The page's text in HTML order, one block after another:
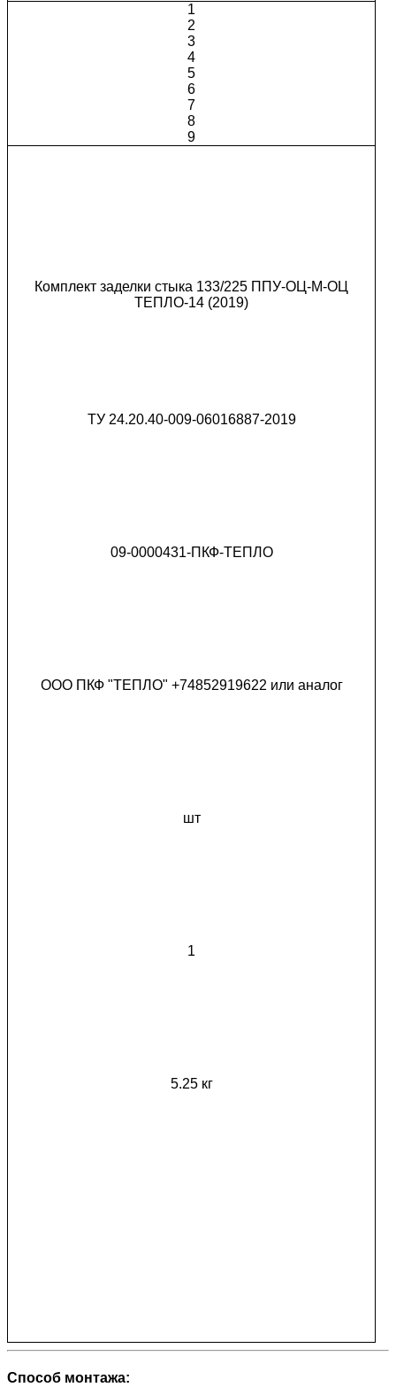
1
2
3
4
5
6
7
8
9
Комплект заделки стыка 133/225 ППУ-ОЦ-М-ОЦ
ТЕПЛО-14 (2019)
ТУ 24.20.40-009-06016887-2019
09-0000431-ПКФ-ТЕПЛО
ООО ПКФ "ТЕПЛО" +74852919622 или аналог
шт
1
5.25 кг
Способ монтажа: